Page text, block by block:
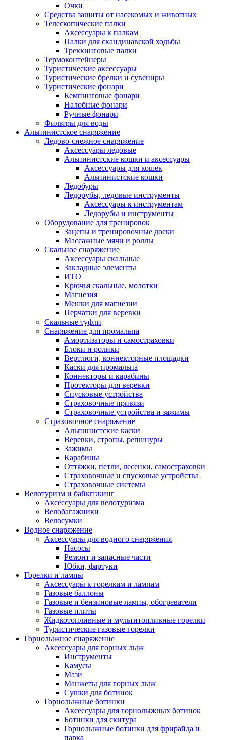
Очки
Средства защиты от насекомых и животных
Телескопические палки
Аксессуары к палкам
Палки для скандинавской ходьбы
Треккинговые палки
Термоконтейнеры
Туристические аксессуары
Туристические брелки и сувениры
Туристические фонари
Кемпинговые фонари
Налобные фонари
Ручные фонари
Фильтры для воды
Альпинистское снаряжение
Ледово-снежное снаряжение
Аксессуары ледовые
Альпинистские кошки и аксессуары
Аксессуары для кошек
Альпинистские кошки
Ледобуры
Ледорубы, ледовые инструменты
Аксессуары к инструментам
Ледорубы и инструменты
Оборудование для тренировок
Зацепы и тренировочные доски
Массажные мячи и роллы
Скальное снаряжение
Аксессуары скальные
Закладные элементы
ИТО
Крючья скальные, молотки
Магнезия
Мешки для магнезии
Перчатки для веревки
Скальные туфли
Снаряжение для промальпа
Амортизаторы и самостраховки
Блоки и ролики
Вертлюги, коннекторные площадки
Каски для промальпа
Коннекторы и карабины
Протекторы для веревки
Спусковые устройства
Страховочные привязи
Страховочные устройства и зажимы
Страховочное снаряжение
Альпинистские каски
Веревки, стропы, репшнуры
Зажимы
Карабины
Оттяжки, петли, лесенки, самостраховки
Страховочные и спусковые устройства
Страховочные системы
Велотуризм и байкпэкинг
Аксессуары для велотуризма
Велобагажники
Велосумки
Водное снаряжение
Аксессуары для водного снаряжения
Насосы
Ремонт и запасные части
Юбки, фартуки
Горелки и лампы
Аксессуары к горелкам и лампам
Газовые баллоны
Газовые и бензиновые лампы, обогреватели
Газовые плиты
Жидкотопливные и мультитопливные горелки
Туристические газовые горелки
Горнолыжное снаряжение
Аксессуары для горных лыж
Инструменты
Камусы
Мази
Манжеты для горных лыж
Сушки для ботинок
Горнолыжные ботинки
Аксессуары для горнолыжных ботинок
Ботинки для скитура
Горнолыжные ботинки для фрирайда и
парка